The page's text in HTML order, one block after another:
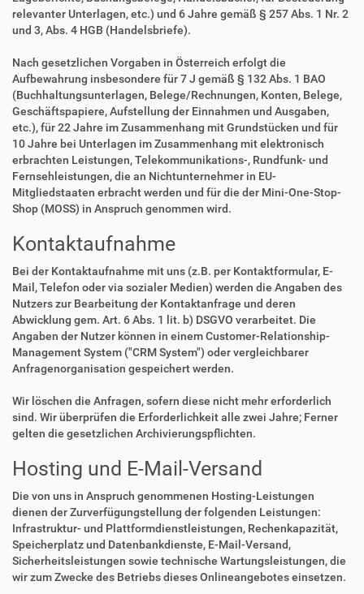
relevanter Unterlagen, etc.) und 6 Jahre gemäß § 257 Abs. 1 Nr. 2
und 3, Abs. 4 HGB (Handelsbriefe).
Nach gesetzlichen Vorgaben in Österreich erfolgt die
Aufbewahrung insbesondere für 7 J gemäß § 132 Abs. 1 BAO
(Buchhaltungsunterlagen, Belege/Rechnungen, Konten, Belege,
Geschäftspapiere, Aufstellung der Einnahmen und Ausgaben,
etc.), für 22 Jahre im Zusammenhang mit Grundstücken und für
10 Jahre bei Unterlagen im Zusammenhang mit elektronisch
erbrachten Leistungen, Telekommunikations-, Rundfunk- und
Fernsehleistungen, die an Nichtunternehmer in EU-
Mitgliedstaaten erbracht werden und für die der Mini-One-Stop-
Shop (MOSS) in Anspruch genommen wird.
Kontaktaufnahme
Bei der Kontaktaufnahme mit uns (z.B. per Kontaktformular, E-
Mail, Telefon oder via sozialer Medien) werden die Angaben des
Nutzers zur Bearbeitung der Kontaktanfrage und deren
Abwicklung gem. Art. 6 Abs. 1 lit. b) DSGVO verarbeitet. Die
Angaben der Nutzer können in einem Customer-Relationship-
Management System ("CRM System") oder vergleichbarer
Anfragenorganisation gespeichert werden.
Wir löschen die Anfragen, sofern diese nicht mehr erforderlich
sind. Wir überprüfen die Erforderlichkeit alle zwei Jahre; Ferner
gelten die gesetzlichen Archivierungspflichten.
Hosting und E-Mail-Versand
Die von uns in Anspruch genommenen Hosting-Leistungen
dienen der Zurverfügungstellung der folgenden Leistungen:
Infrastruktur- und Plattformdienstleistungen, Rechenkapazität,
Speicherplatz und Datenbankdienste, E-Mail-Versand,
Sicherheitsleistungen sowie technische Wartungsleistungen, die
wir zum Zwecke des Betriebs dieses Onlineangebotes einsetzen.